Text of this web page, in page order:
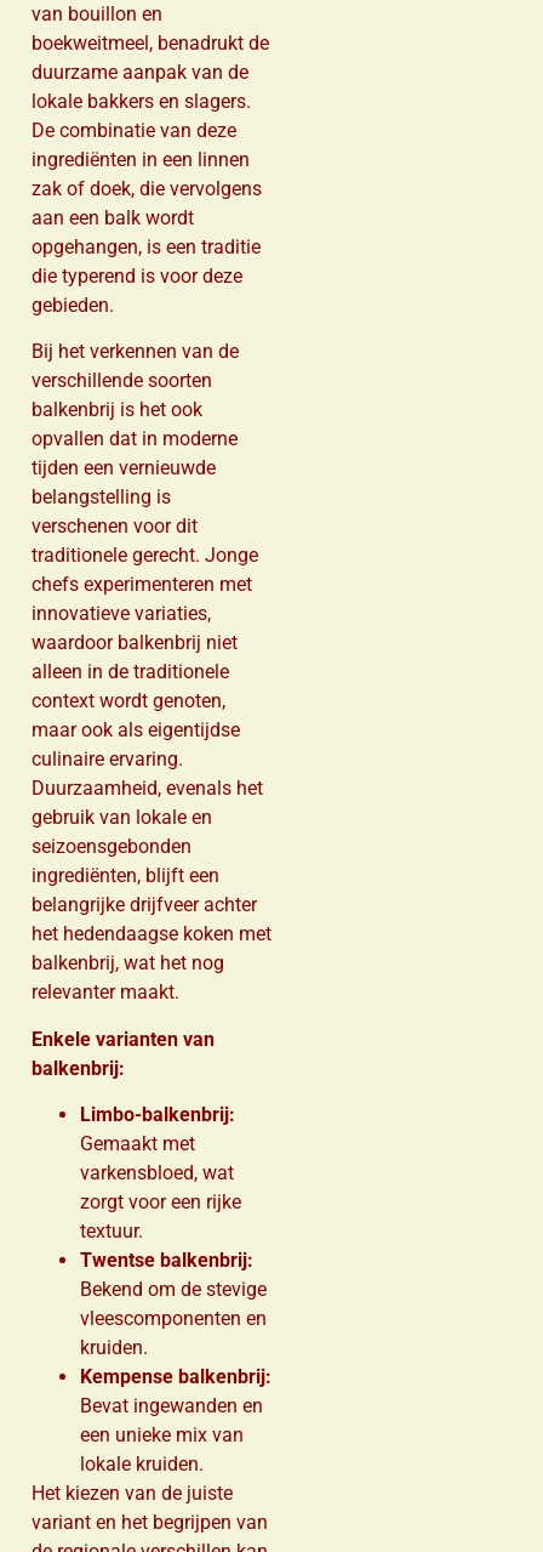
van bouillon en
boekweitmeel, benadrukt de
duurzame aanpak van de
lokale bakkers en slagers.
De combinatie van deze
ingrediënten in een linnen
zak of doek, die vervolgens
aan een balk wordt
opgehangen, is een traditie
die typerend is voor deze
gebieden.
Bij het verkennen van de
verschillende soorten
balkenbrij is het ook
opvallen dat in moderne
tijden een vernieuwde
belangstelling is
verschenen voor dit
traditionele gerecht. Jonge
chefs experimenteren met
innovatieve variaties,
waardoor balkenbrij niet
alleen in de traditionele
context wordt genoten,
maar ook als eigentijdse
culinaire ervaring.
Duurzaamheid, evenals het
gebruik van lokale en
seizoensgebonden
ingrediënten, blijft een
belangrijke drijfveer achter
het hedendaagse koken met
balkenbrij, wat het nog
relevanter maakt.
Enkele varianten van
balkenbrij:
Limbo-balkenbrij:
Gemaakt met
varkensbloed, wat
zorgt voor een rijke
textuur.
Twentse balkenbrij:
Bekend om de stevige
vleescomponenten en
kruiden.
Kempense balkenbrij:
Bevat ingewanden en
een unieke mix van
lokale kruiden.
Het kiezen van de juiste
variant en het begrijpen van